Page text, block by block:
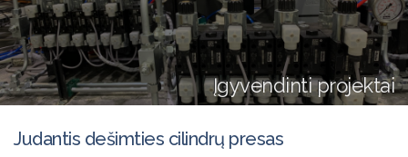
Įgyvendinti projektai
Judantis dešimties cilindrų presas